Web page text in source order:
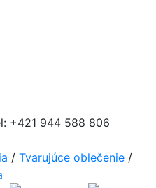
+421 944 588 806
/ Tvarujúce oblečenie /